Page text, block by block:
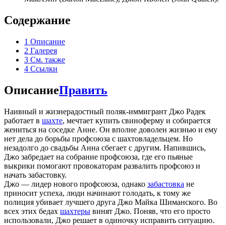
Содержание
1 Описание
2 Галерея
3 См. также
4 Ссылки
ОписаниеПравить
Наивный и жизнерадостный поляк-иммигрант Джо Радек
работает в шахте, мечтает купить свиноферму и собирается
жениться на соседке Анне. Он вполне доволен жизнью и ему
нет дела до борьбы профсоюза с шахтовладельцем. Но
незадолго до свадьбы Анна сбегает с другим. Напившись,
Джо забредает на собрание профсоюза, где его пьяные
выкрики помогают провокаторам развалить профсоюз и
начать забастовку.
Джо — лидер нового профсоюза, однако забастовка не
приносит успеха, люди начинают голодать, к тому же
полиция убивает лучшего друга Джо Майка Шиманского. Во
всех этих бедах шахтеры винят Джо. Поняв, что его просто
использовали, Джо решает в одиночку исправить ситуацию.